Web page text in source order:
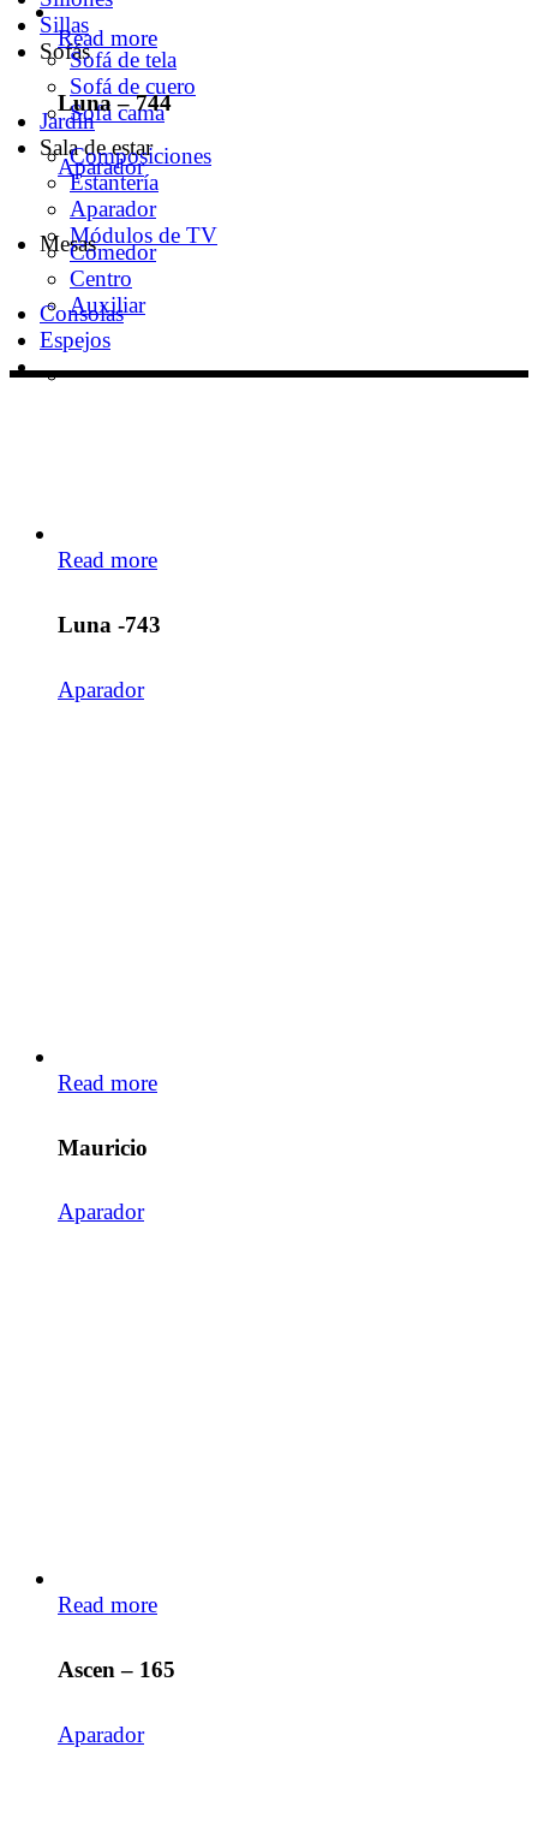
Sillas
SofásSofá de tela
Sofá de cuero
Sofá cama
Jardín
Sala de estar
Composiciones
Estantería
Aparador
Módulos de TV
MesasComedor
Centro
Auxiliar
Consolas
Espejos
Read more
Luna – 744
Aparador
Read more
Luna -743
Aparador
Read more
Mauricio
Aparador
Read more
Ascen – 165
Aparador